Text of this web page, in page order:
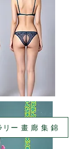
ー 畫 廊 集 錦